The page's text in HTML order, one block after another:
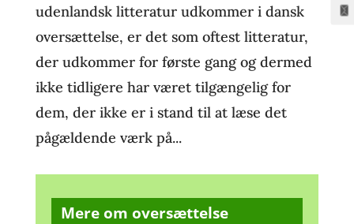
udenlandsk litteratur udkommer i dansk
oversættelse, er det som oftest litteratur,
der udkommer for første gang og dermed
ikke tidligere har været tilgængelig for
dem, der ikke er i stand til at læse det
pågældende værk på...
Mere om oversættelse